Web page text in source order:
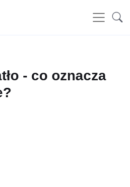
- co oznacza